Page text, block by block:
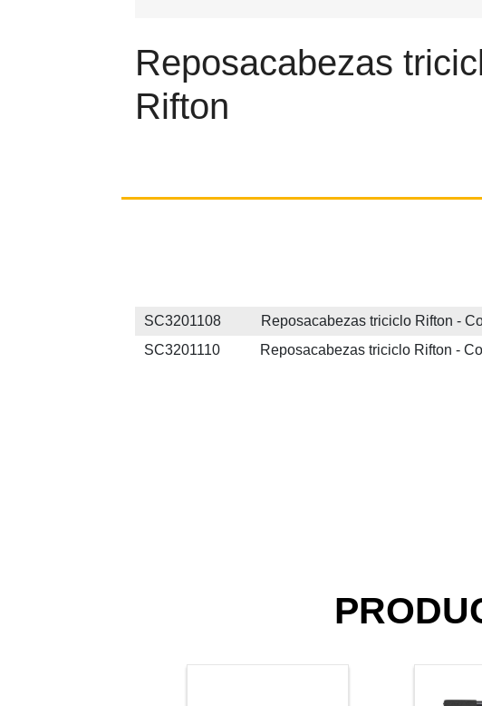
Reposacabezas
Rifton
SC3201108 Reposacabezas triciclo Rifton -
SC3201110 Reposacabezas triciclo Rifton -